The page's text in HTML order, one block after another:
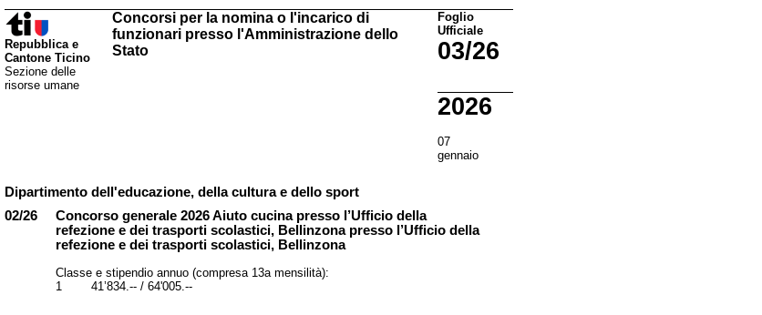
Repubblica e
Cantone Ticino
Sezione delle
risorse umane
Concorsi per la nomina o l'incarico di
funzionari presso l'Amministrazione dello
Stato
Foglio
Ufficiale
03/26
2026
07
gennaio
Dipartimento dell'educazione, della cultura e dello sport
02/26
Concorso generale 2026 Aiuto cucina presso l’Ufficio della
refezione e dei trasporti scolastici, Bellinzona presso l’Ufficio della
refezione e dei trasporti scolastici, Bellinzona
Classe e stipendio annuo (compresa 13a mensilità):
1 41’834.-- / 64'005.--